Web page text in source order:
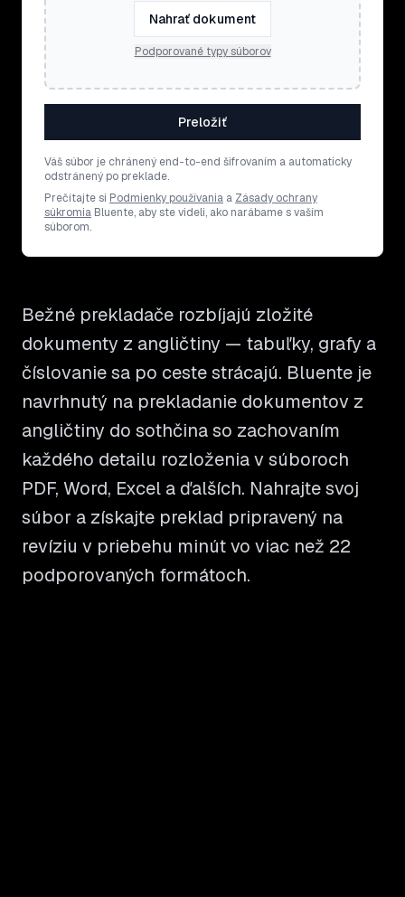
Nahrať dokument
Podporované typy súborov
Preložiť
Váš súbor je chránený end-to-end šifrovaním a automaticky
odstránený po preklade.
Prečítajte si Podmienky používania a Zásady ochrany
súkromia Bluente, aby ste videli, ako narábame s vaším
súborom.
Bežné prekladače rozbíjajú zložité
dokumenty z angličtiny — tabuľky, grafy a
číslovanie sa po ceste strácajú. Bluente je
navrhnutý na prekladanie dokumentov z
angličtiny do sothčina so zachovaním
každého detailu rozloženia v súboroch
PDF, Word, Excel a ďalších. Nahrajte svoj
súbor a získajte preklad pripravený na
revíziu v priebehu minút vo viac než 22
podporovaných formátoch.